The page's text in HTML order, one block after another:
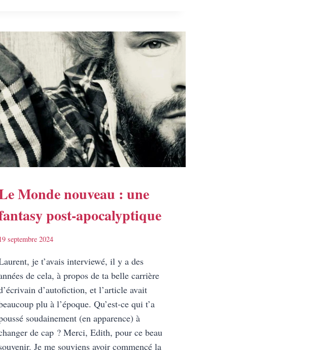
MUSICALE ?
Monde nouveau : une
post-apocalyptique
19 septembre 2024
je t’avais interviewé, il y a des
de cela, à propos de ta belle carrière
d’autofiction, et l’article avait
plu à l’époque. Qu’est-ce qui t’a
soudainement (en apparence) à
de cap ? Merci, Edith, pour ce beau
Je me souviens avoir commencé la